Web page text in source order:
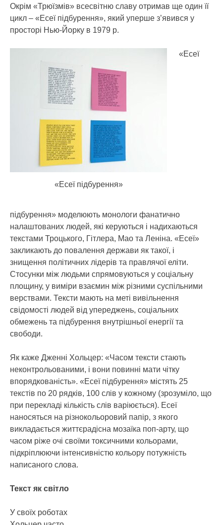
Окрім «Трюїзмів» всесвітню славу отримав ще один її
цикл – «Есеї підбурення», який уперше з’явився у
просторі Нью-Йорку в 1979 р.
«Есеї підбурення»
«Есеї
підбурення» моделюють монологи фанатично
налаштованих людей, які керуються і надихаються
текстами Троцького, Гітлера, Мао та Леніна. «Есеї»
закликають до повалення держави як такої, і
знищення політичних лідерів та правлячої еліти.
Стосунки між людьми спрямовуються у соціальну
площину, у виміри взаємин між різними суспільними
верствами. Тексти мають на меті вивільнення
свідомості людей від упереджень, соціальних
обмежень та підбурення внутрішньої енергії та
свободи.
Як каже Дженні Хольцер: «Часом тексти стають
неконтрольованими, і вони повинні мати чітку
впорядкованість». «Есеї підбурення» містять 25
текстів по 20 рядків, 100 слів у кожному (зрозуміло, що
при перекладі кількість слів варіюється). Есеї
наносяться на різнокольоровий папір, з якого
викладається життєрадісна мозаїка поп-арту, що
часом ріже очі своїми токсичними кольорами,
підкріплюючи інтенсивністю кольору потужність
написаного слова.
Текст як світло
У своїх роботах